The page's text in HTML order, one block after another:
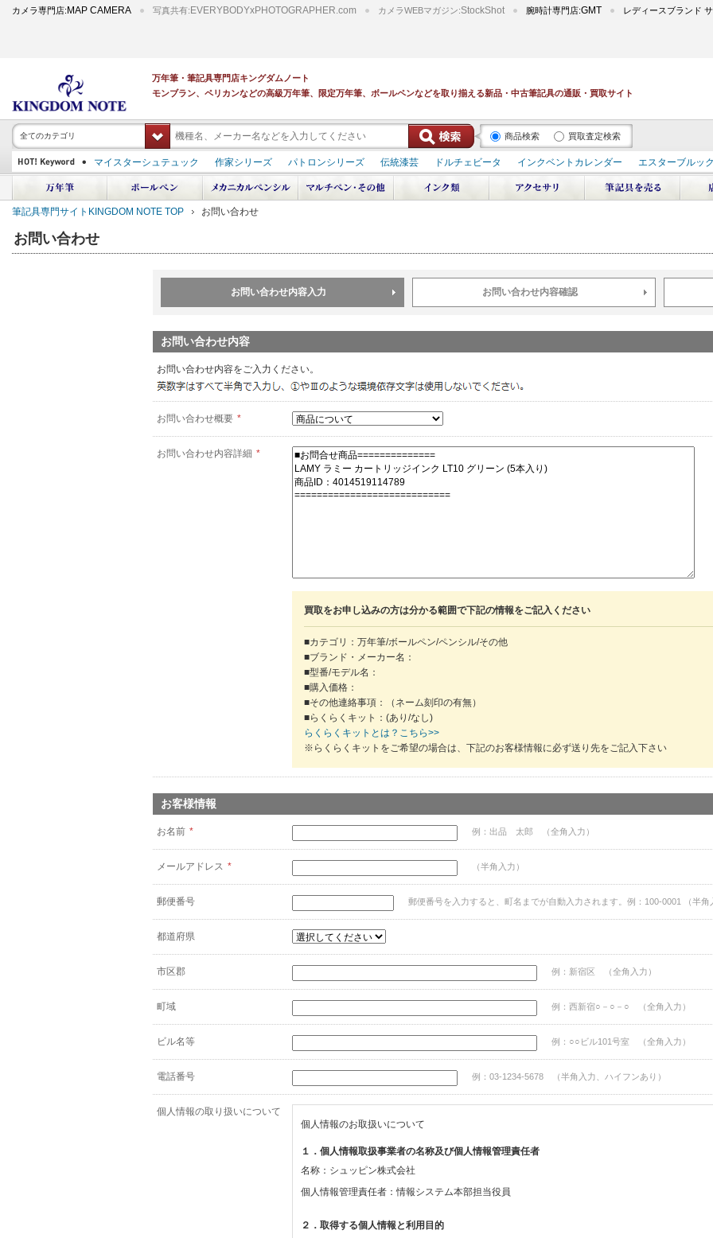
カメラ専門店: MAP CAMERA 写真共有: EVERYBODYxPHOTOGRAPHER.com カメラWEBマガジン:StockShot 腕時計専門店:GMT レディースブランド
万年筆・筆記具専門店キングダムノート
モンブラン、ペリカンなどの高級万年筆、限定万年筆、ボールペンなどを取り揃える新品・中古筆記具の通販・買取サイト
全てのカテゴリ 商品検索 買取査定検索
マイスターシュテュック 作家シリーズ パトロンシリーズ 伝統漆芸 ドルチェビータ インクベントカレンダー
エスターブルッ
スーベレーン
PILOT 蒔絵 ダイアミン ボトルインク デュポン スペース オデッセイ 輪島屋善仁 深海 エテルニタ･アヴァンティ
中屋万年筆
プラチナ 出雲 キングダムノート別注 アルマンドシモーニクラブ ペリカン オーシャンスワール 源氏物語 作家シリーズ
パトロンシリ
筆記具専門サイトKINGDOM NOTE TOP お問い合わせ
お問い合わせ
お問い合わせ内容入力 お問い合わせ内容確認
お問い合わせ内容
お問い合わせ内容をご入力ください。
お問い合わせ概要 *
お問い合わせ内容詳細 *
買取をお申し込みの方は分かる範囲で下記の情報をご記入ください
■カテゴリ：万年筆/ボールペン/ペンシル/その他
■ブランド・メーカー名：
■型番/モデル名：
■購入価格：
■その他連絡事項：（ネーム刻印の有無）
■らくらくキット：(あり/なし)
らくらくキットとは？こちら>>
※らくらくキットをご希望の場合は、下記のお客様情報に必ず送り先をご記入下さい
お客様情報
お名前 * 例：出品 太郎 （全角入力）
メールアドレス * （半角入力）
郵便番号 郵便番号を入力すると、町名までが自動入力されます。例：100-0001 （半角
都道府県
市区郡 例：新宿区 （全角入力）
町域 例：西新宿○－○－○ （全角入力）
ビル名等 例：○○ビル101号室 （全角入力）
電話番号 例：03-1234-5678 （半角入力、ハイフンあり）
個人情報の取り扱いについて
個人情報のお取扱いについて
１．個人情報取扱事業者の名称及び個人情報管理責任者
名称：シュッピン株式会社
個人情報管理責任者：情報システム本部担当役員
２．取得する個人情報と利用目的